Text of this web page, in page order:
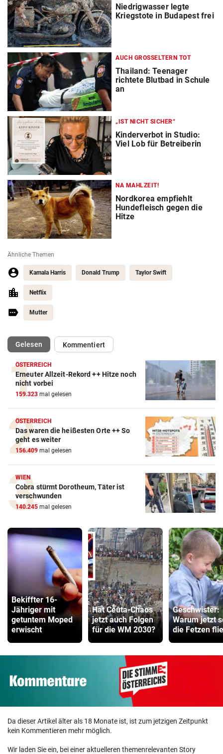
Niedrigwasser legte
Kriegstote in Budapest frei
AUCH GROSSELTERN TOT
Thailand: Teenager
richtete Blutbad in Schule
an
„IST NICHT SICHER“
Kinderverbot in Studio:
Viel Lob für Betreiberin
NA MAHLZEIT!
Nordkorea empfiehlt
Hundefleisch gegen die
Hitze
Ähnliche Themen
Kamala Harris Donald Trump Taylor Swift
Netflix
Mutter
Gelesen(ausgewählt)Kommentiert
ÖSTERREICH
Erneuter Allzeit-Rekord ++ Hitze noch
nicht vorbei
159.323 mal gelesen
ÖSTERREICH
Das waren die heißesten Orte ++ So
geht es weiter
156.409 mal gelesen
WIEN
Cobra stürmt Dorotheum, Täter ist
verschwunden
140.245 mal gelesen
Bekiffter 16-
Jähriger mit
getuntem Moped
erwischt
Hat Ceuta-Chaos
jetzt auch Folgen
für die WM 2030?
Geschwister:
Warum jetzt
die Fetzen
Da dieser Artikel älter als 18 Monate ist, ist zum jetzigen Zeitpunkt
kein Kommentieren mehr möglich.
Wir laden Sie ein, bei einer aktuelleren themenrelevanten Story